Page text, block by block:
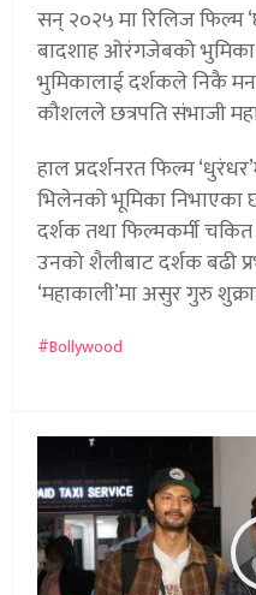
सन् २०२५ मा रिलिज फिल्म
बादशाह ओरंगजेबको भुमिका
भुमिकालाई दर्शकले निकै
कौशलले छत्रपति संभाजी
हाल प्रदर्शनरत फिल्म
भिलेनको भूमिका
दर्शक तथा फिल्मकर्मी
उनको शैलीबाट दर्शक बढी
‘महाकाली’मा असुर गुरु
Bollywood